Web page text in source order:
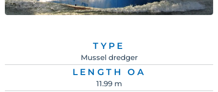
TYPE
Mussel dredger
LENGTH OA
11.99 m